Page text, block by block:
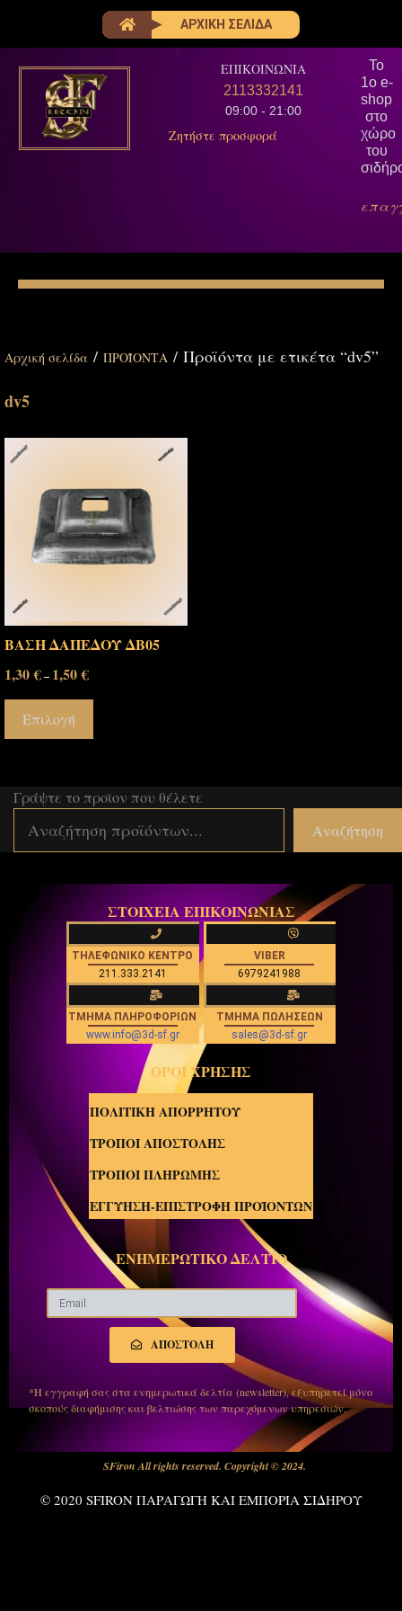
ΑΡΧΙΚΗ ΣΕΛΙΔΑ
ΕΠΙΚΟΙΝΩΝΙΑ
2113332141
09:00 - 21:00
Ζητήστε προσφορά
Το
1ο e-
shop
στο
χώρο
του
Αρχική σελίδα / ΠΡΟΪΟΝΤΑ / Προϊόντα με ετικέτα “dv5”
dv5
ΒΑΣΗ ΔΑΠΕΔΟΥ ΔΒ05
1,30€– 1,50€
Επιλογή
Γράψτε το προϊον που θέλετε
Αναζήτηση
ΣΤΟΙΧΕΙΑ ΕΠΙΚΟΙΝΩΝΙΑΣ
ΤΗΛΕΦΩΝΙΚΟ ΚΕΝΤΡΟ
211.333.2141
VIBER
6979241988
ΤΜΗΜΑ ΠΛΗΡΟΦΟΡΙΩΝ
www.info@3d-sf.gr
ΤΜΗΜΑ ΠΩΛΗΣΕΩΝ
sales@3d-sf.gr
ΟΡΟΙ ΧΡΗΣΗΣ
ΠΟΛΙΤΙΚΗ ΑΠΟΡΡΗΤΟΥ
ΤΡΟΠΟΙ ΑΠΟΣΤΟΛΗΣ
ΤΡΟΠΟΙ ΠΛΗΡΩΜΗΣ
ΕΓΓΥΗΣΗ-ΕΠΙΣΤΡΟΦΗ ΠΡΟΪΟΝΤΩΝ
ΕΝΗΜΕΡΩΤΙΚΟ ΔΕΛΤΙΟ
ΑΠΟΣΤΟΛΗ
*Η εγγραφή σας στα ενημερωτικά δελτία (newsletter), εξυπηρετεί μόνο
σκοπούς διαφήμισης και βελτιώσης των παρεχόμενων υπηρεσιών.
SFiron All rights reserved. Copyright © 2024.
© 2020 SFIRON ΠΑΡΑΓΩΓΗ ΚΑΙ ΕΜΠΟΡΙΑ ΣΙΔΗΡΟΥ